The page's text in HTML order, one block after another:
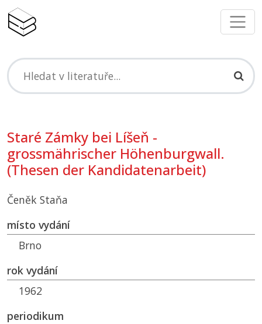
Staré Zámky bei Líšeň -
grossmährischer Höhenburgwall.
(Thesen der Kandidatenarbeit)
Čeněk Staňa
místo vydání
Brno
rok vydání
1962
periodikum